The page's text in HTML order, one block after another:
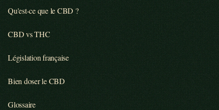
Qu'est-ce que le CBD ?
CBD vs THC
Législation française
Bien doser le CBD
Glossaire